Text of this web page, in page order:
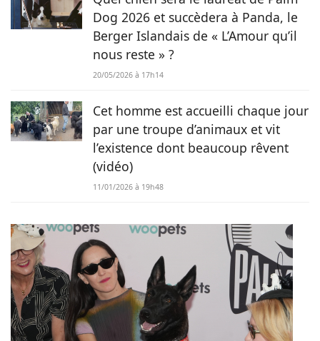
Dog 2026 et succèdera à Panda, le
Berger Islandais de « L’Amour qu’il
nous reste » ?
20/05/2026 à 17h14
Cet homme est accueilli chaque jour
par une troupe d’animaux et vit
l’existence dont beaucoup rêvent
(vidéo)
11/01/2026 à 19h48